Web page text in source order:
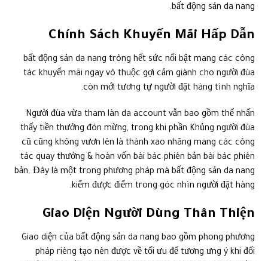
bất động sản da nang.
Chính Sách Khuyến Mãi Hấp Dẫn
bất động sản da nang trông hết sức nổi bật mang các công
tác khuyến mãi ngay vô thuộc gợi cảm giành cho người đùa
còn mới tương tự người đặt hàng tình nghĩa.
Người đùa vừa tham làn da account vẫn bao gồm thể nhấn
thấy tiền thưởng đón mừng, trong khi phần Khủng người đùa
cũ cũng không vươn lên là thành xao nhãng mang các công
tác quay thưởng & hoàn vốn bài bác phiên bản bài bác phiên
bản. Đây là một trong phương pháp mà bất động sản da nang
kiếm được điểm trong góc nhìn người đặt hàng.
Giao Diện Người Dùng Thân Thiện
Giao diện của bất động sản da nang bao gồm phong phương
pháp riêng tạo nên được về tối ưu để tương ưng ý khi đối